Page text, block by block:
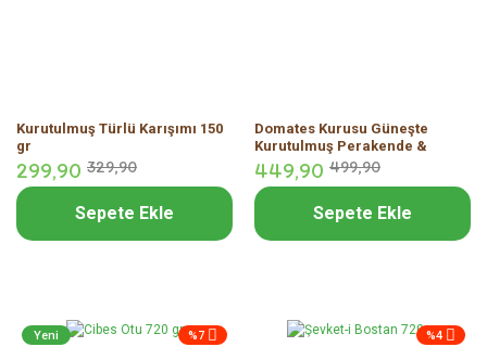
Kurutulmuş Türlü Karışımı 150
gr
299,90 329,90
Sepete Ekle
Domates Kurusu Güneşte
Kurutulmuş Perakende &
Toptan
449,90 499,90
Sepete Ekle
%7
Yeni %4